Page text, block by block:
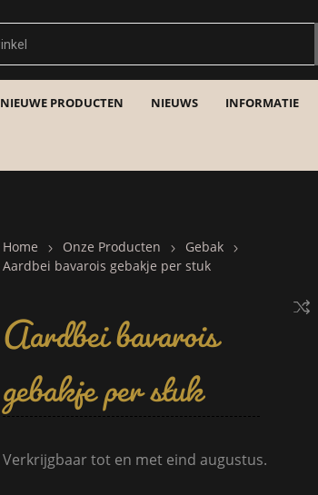
NIEUWE PRODUCTEN NIEUWS INFORMATIE
Home Onze Producten
Gebak
Aardbei bavarois gebakje per stuk
Aardbei bavarois
gebakje per stuk
Verkrijgbaar tot en met eind augustus.